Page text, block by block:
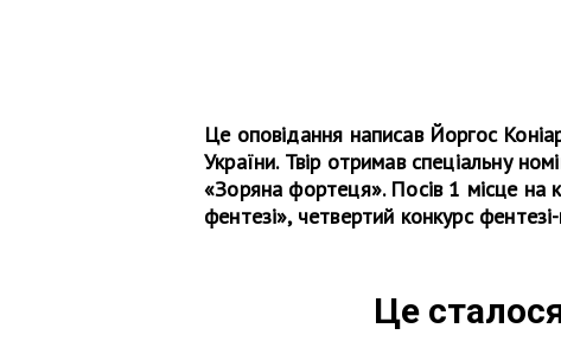
Це оповідання написав Йоргос
України. Твір отримав спеціальну
«Зоряна фортеця». Посів 1 місце на
фентезі», четвертий конкурс
Це